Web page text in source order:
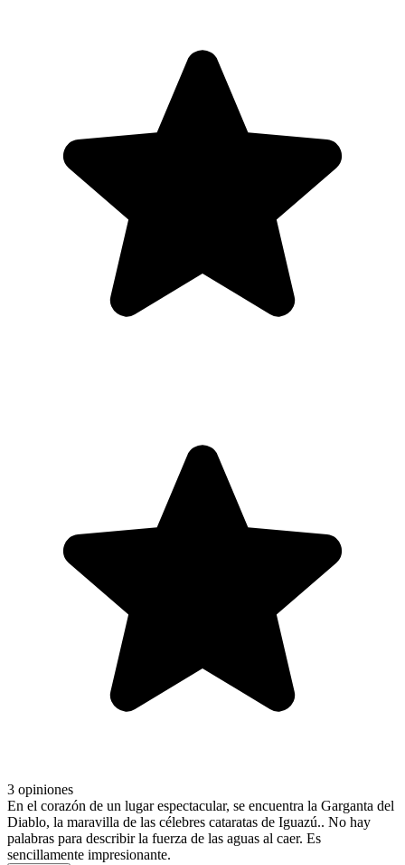
3 opiniones
En el corazón de un lugar espectacular, se encuentra la Garganta del
Diablo, la maravilla de las célebres cataratas de Iguazú.. No hay
palabras para describir la fuerza de las aguas al caer. Es
sencillamente impresionante.